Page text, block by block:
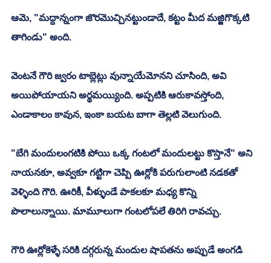
ఆమె, "మద్దాన్నంగా జొరమొచ్చినట్టుండాదే, కట్టం మీద మజ్జిగొక్కటి
తాగిండు" అంది.
వెంటనే గౌరి జ్వరం టాబ్లెట్లు వున్నాయేమోనని చూసింది, అవి
అయిపోయాయని అర్థమయ్యింది. అప్పటికి ఆరుకావస్తోంది,
ఎండాకాలం కావున, ఇంకా బయట బాగా తెల్లటి వెలుగుంది.
"బేగి మందులంగటికి పోయి ఒక్క గంటలో మందులట్టు కొస్తానే" అని
నాయనకూ, అవ్వకూ గట్టిగా చెప్పి ఊర్లోకి పరుగులాంటి నడకతో
వెళ్ళింది గౌరి. ఊరికీ, వీళ్ళుండే పాకలకూ మధ్య కొన్ని
పొలాలున్నాయి. మామూలుగా గంటలోపలే తిరిగి రావచ్చు.
గౌరి ఊర్లోకెళ్ళే సరికి దగ్గరున్న మందుల షాపతను అప్పుడే అంగడి